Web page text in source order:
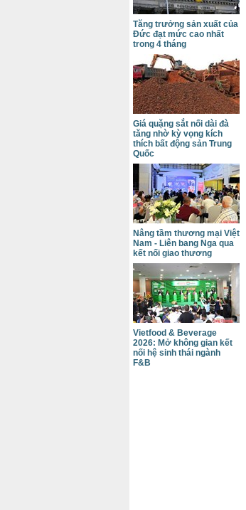
Tăng trưởng sản xuất của
Đức đạt mức cao nhất
trong 4 tháng
Giá quặng sắt nối dài đà
tăng nhờ kỳ vọng kích
thích bất động sản Trung
Quốc
Nâng tầm thương mại Việt
Nam - Liên bang Nga qua
kết nối giao thương
Vietfood & Beverage
2026: Mở không gian kết
nối hệ sinh thái ngành
F&B